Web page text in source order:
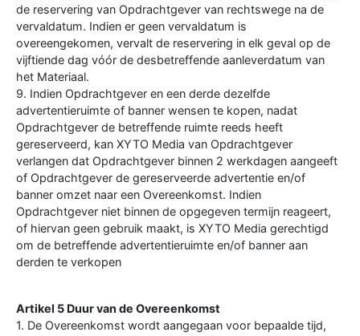
de reservering van Opdrachtgever van rechtswege na de
vervaldatum. Indien er geen vervaldatum is
overeengekomen, vervalt de reservering in elk geval op de
vijftiende dag vóór de desbetreffende aanleverdatum van
het Materiaal.
9. Indien Opdrachtgever en een derde dezelfde
advertentieruimte of banner wensen te kopen, nadat
Opdrachtgever de betreffende ruimte reeds heeft
gereserveerd, kan XYTO Media van Opdrachtgever
verlangen dat Opdrachtgever binnen 2 werkdagen aangeeft
of Opdrachtgever de gereserveerde advertentie en/of
banner omzet naar een Overeenkomst. Indien
Opdrachtgever niet binnen de opgegeven termijn reageert,
of hiervan geen gebruik maakt, is XYTO Media gerechtigd
om de betreffende advertentieruimte en/of banner aan
derden te verkopen
Artikel 5 Duur van de Overeenkomst
1. De Overeenkomst wordt aangegaan voor bepaalde tijd,